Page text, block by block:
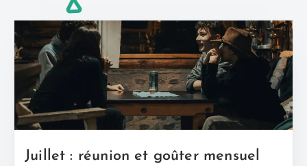
Juillet : réunion et goûter mensuel